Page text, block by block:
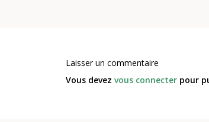
Laisser un commentaire
Vous devez vous connecterpour